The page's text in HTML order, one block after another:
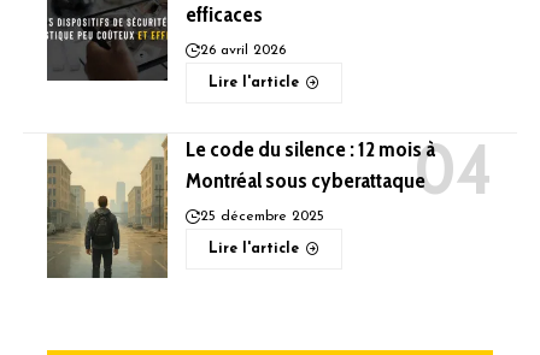
efficaces
26 avril 2026
Lire l'article
Le code du silence : 12 mois à
Montréal sous cyberattaque
25 décembre 2025
Lire l'article